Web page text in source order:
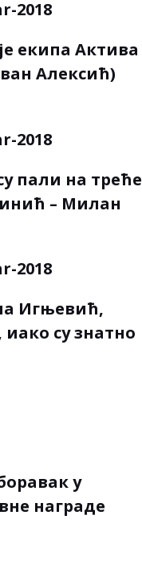
екипа Актива
Алексић)
пали на треће
– Милан
Игњевић,
су знатно
у
награде